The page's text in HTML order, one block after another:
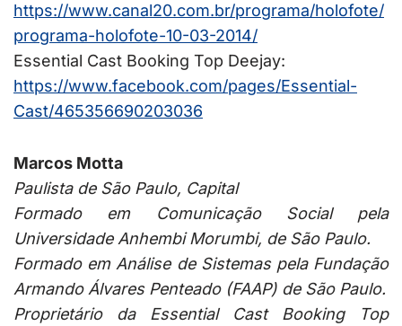
https://www.canal20.com.br/programa/holofote/
programa-holofote-10-03-2014/
Essential Cast Booking Top Deejay:
https://www.facebook.com/pages/Essential-
Cast/465356690203036
Marcos Motta
Paulista de São Paulo, Capital
Formado em Comunicação Social pela
Universidade Anhembi Morumbi, de São Paulo.
Formado em Análise de Sistemas pela Fundação
Armando Álvares Penteado (FAAP) de São Paulo.
Proprietário da Essential Cast Booking Top